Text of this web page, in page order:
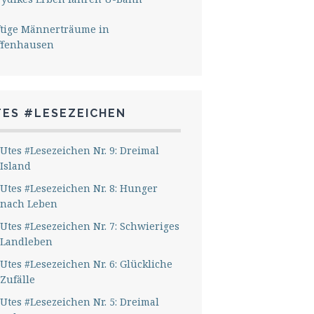
Männerträume in
#LESEZEICHEN
Utes #Lesezeichen Nr. 9: Dreimal
Island
Utes #Lesezeichen Nr. 8: Hunger
nach Leben
Utes #Lesezeichen Nr. 7: Schwieriges
Landleben
Utes #Lesezeichen Nr. 6: Glückliche
Zufälle
Utes #Lesezeichen Nr. 5: Dreimal